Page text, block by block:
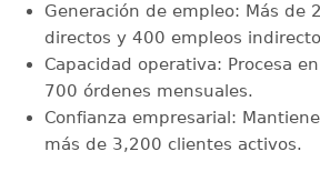
Generación de empleo: Más de
directos y 400 empleos
Capacidad operativa: Procesa
700 órdenes mensuales.
Confianza empresarial:
más de 3,200 clientes activos.